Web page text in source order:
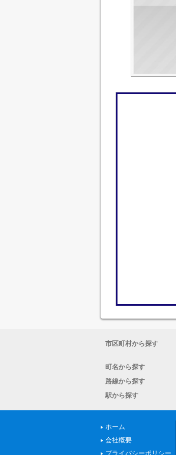
市区町村から探す
町名から探す
路線から探す
駅から探す
ホーム
会社概要
プライバシーポリシー